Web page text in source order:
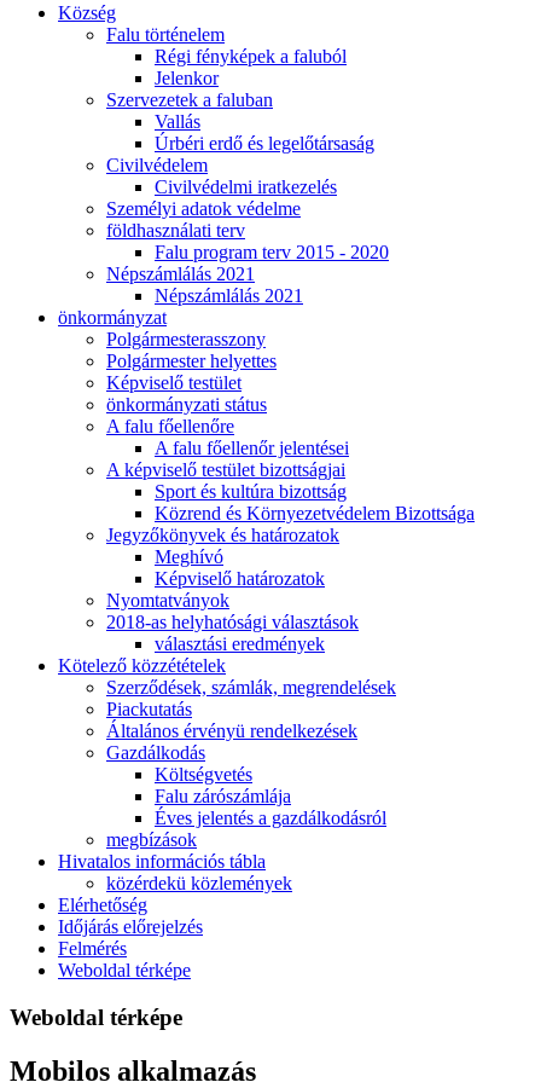
Község
Falu történelem
Régi fényképek a faluból
Jelenkor
Szervezetek a faluban
Vallás
Úrbéri erdő és legelőtársaság
Civilvédelem
Civilvédelmi iratkezelés
Személyi adatok védelme
földhasználati terv
Falu program terv 2015 - 2020
Népszámlálás 2021
Népszámlálás 2021
önkormányzat
Polgármesterasszony
Polgármester helyettes
Képviselő testület
önkormányzati státus
A falu főellenőre
A falu főellenőr jelentései
A képviselő testület bizottságjai
Sport és kultúra bizottság
Közrend és Környezetvédelem Bizottsága
Jegyzőkönyvek és határozatok
Meghívó
Képviselő határozatok
Nyomtatványok
2018-as helyhatósági választások
választási eredmények
Kötelező közzétételek
Szerződések, számlák, megrendelések
Piackutatás
Általános érvényü rendelkezések
Gazdálkodás
Költségvetés
Falu zárószámlája
Éves jelentés a gazdálkodásról
megbízások
Hivatalos információs tábla
közérdekü közlemények
Elérhetőség
Időjárás előrejelzés
Felmérés
Weboldal térképe
Weboldal térképe
Mobilos alkalmazás